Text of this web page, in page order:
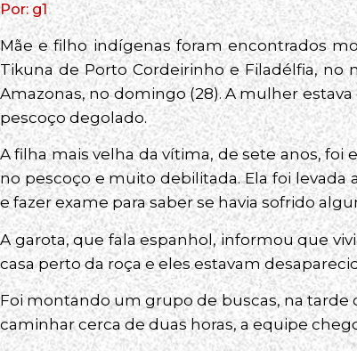
Por: g1
Mãe e filho indígenas foram encontrados
Tikuna de Porto Cordeirinho e Filadélfia,
Amazonas, no domingo (28). A mulher
pescoço degolado.
A filha mais velha da vítima, de sete anos,
no pescoço e muito debilitada. Ela foi
e fazer exame para saber se havia sofrido
A garota, que fala espanhol, informou que
casa perto da roça e eles estavam
Foi montando um grupo de buscas, na
caminhar cerca de duas horas, a equipe